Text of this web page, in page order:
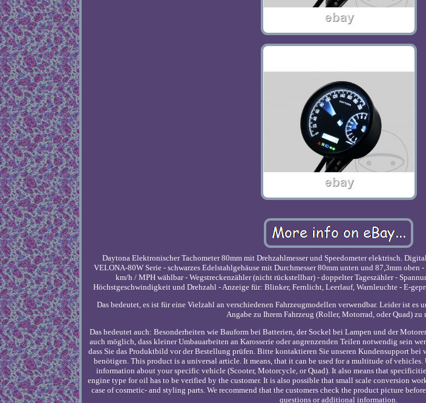
Daytona Elektronischer Tachometer 80mm mit Drehzahlmesser und Speedometer elektrisch.
VELONA-80W Serie - schwarzes Edelstahlgehäuse mit Durchmesser 80mm unten und 87,3mm
km/h / MPH wählbar - Wegstreckenzähler (nicht rückstellbar) - doppelter Tageszähler -
Höchstgeschwindigkeit und Drehzahl - Anzeige für: Blinker, Fernlicht, Leerlauf, Warnleuchte - E-
Das bedeutet, es ist für eine Vielzahl an verschiedenen Fahrzeugmodellen verwendbar. Leider ist es
Angabe zu Ihrem Fahrzeug (Roller, Motorrad, oder Quad) zu
Das bedeutet auch: Besonderheiten wie Bauform bei Batterien, der Sockel bei Lampen und der
auch möglich, dass kleiner Umbauarbeiten an Karosserie oder angrenzenden Teilen notwendig sein
dass Sie das Produktbild vor der Bestellung prüfen. Bitte kontaktieren Sie unseren Kundensupport bei
benötigen. This product is a universal article. It means, that it can be used for a multitude of
information about your specific vehicle (Scooter, Motorcycle, or Quad). It also means that
engine type for oil has to be verified by the customer. It is also possible that small scale conversion
case of cosmetic- and styling parts. We recommend that the customers check the product picture
questions or additional information.